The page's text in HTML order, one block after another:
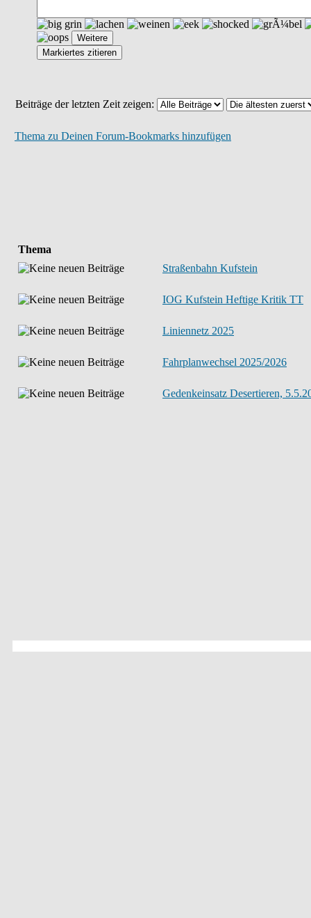
Beiträge der letzten Zeit zeigen:
Thema zu Deinen Forum-Bookmarks hinzufügen
Thema
Straßenbahn Kufstein
IOG Kufstein Heftige Kritik TT
Liniennetz 2025
Fahrplanwechsel 2025/2026
Gedenkeinsatz Desertieren,